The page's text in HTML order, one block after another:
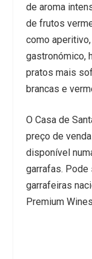
de aroma
de frutos
como
gastronómico,
pratos mais
brancas e
O Casa de
preço de
disponível
garrafas. Pode
garrafeiras
Premium